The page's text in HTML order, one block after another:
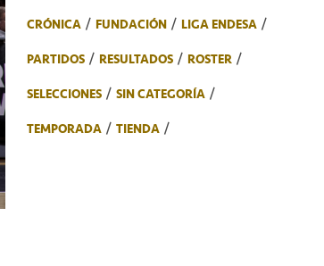
CRÓNICA
FUNDACIÓN
LIGA ENDESA
PARTIDOS
RESULTADOS
ROSTER
SELECCIONES
SIN CATEGORÍA
TEMPORADA
TIENDA